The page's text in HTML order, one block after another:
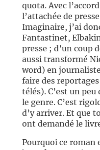
quota. Avec
l’attachée de
Imaginaire, j’ai
Fantastinet,
presse ; d’un coup
aussi transformé
word) en
faire des
télés). C’est un
le genre. C’est
d’y arriver. Et que
ont demandé le
Pourquoi ce roman